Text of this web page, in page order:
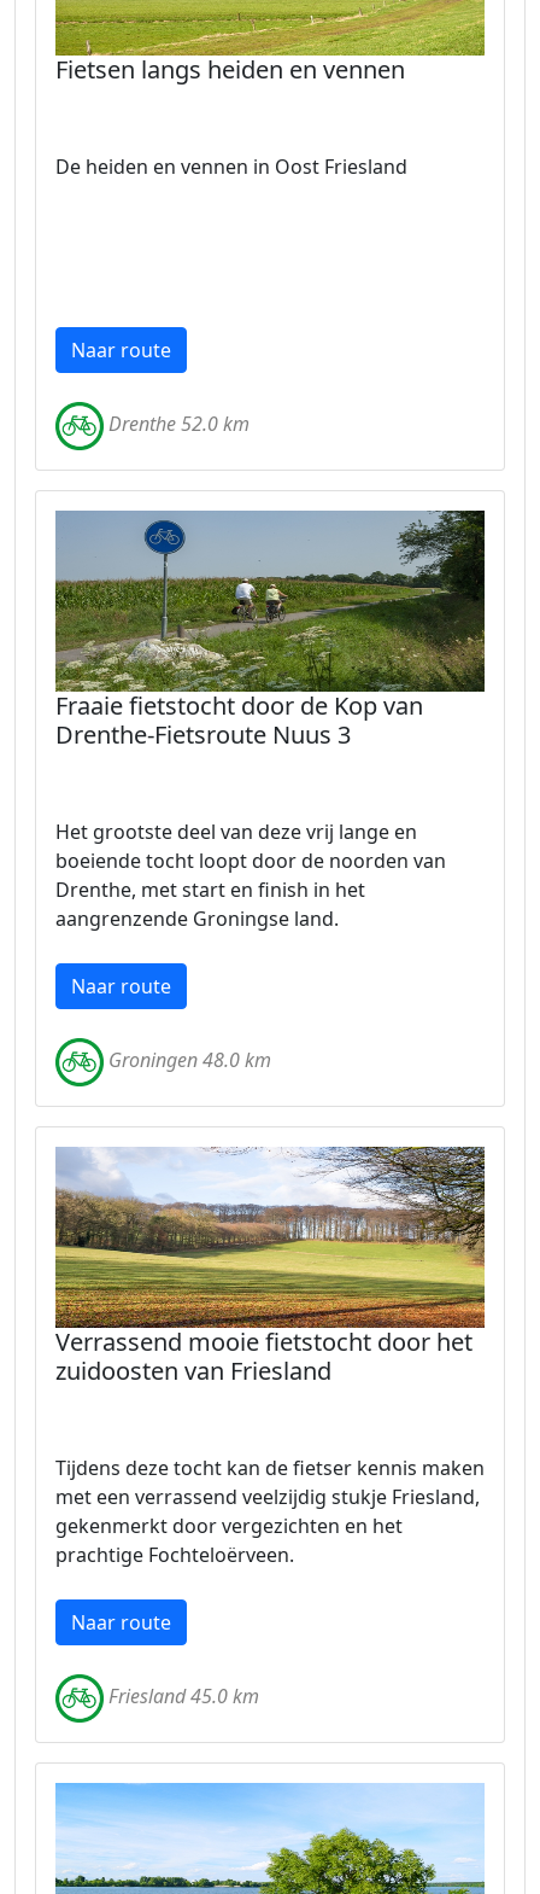
Fietsen langs heiden en vennen
De heiden en vennen in Oost Friesland
Naar route
Drenthe 52.0 km
Fraaie fietstocht door de Kop van
Drenthe-Fietsroute Nuus 3
Het grootste deel van deze vrij lange en
boeiende tocht loopt door de noorden van
Drenthe, met start en finish in het
aangrenzende Groningse land.
Naar route
Groningen 48.0 km
Verrassend mooie fietstocht door het
zuidoosten van Friesland
Tijdens deze tocht kan de fietser kennis maken
met een verrassend veelzijdig stukje Friesland,
gekenmerkt door vergezichten en het
prachtige Fochteloërveen.
Naar route
Friesland 45.0 km